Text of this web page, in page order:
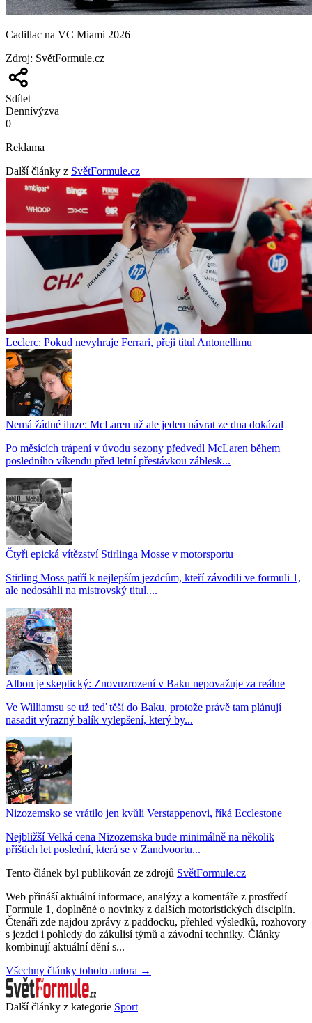
Cadillac na VC Miami 2026
Zdroj: SvětFormule.cz
Sdílet
Dennívýzva
0
Reklama
Další články z SvětFormule.cz
Leclerc: Pokud nevyhraje Ferrari, přeji titul Antonellimu
Nemá žádné iluze: McLaren už ale jeden návrat ze dna dokázal
Po měsících trápení v úvodu sezony předvedl McLaren během
posledního víkendu před letní přestávkou záblesk...
Čtyři epická vítězství Stirlinga Mosse v motorsportu
Stirling Moss patří k nejlepším jezdcům, kteří závodili ve formuli 1,
ale nedosáhli na mistrovský titul....
Albon je skeptický: Znovuzrození v Baku nepovažuje za reálne
Ve Williamsu se už teď těší do Baku, protože právě tam plánují
nasadit výrazný balík vylepšení, který by...
Nizozemsko se vrátilo jen kvůli Verstappenovi, říká Ecclestone
Nejbližší Velká cena Nizozemska bude minimálně na několik
příštích let poslední, která se v Zandvoortu...
Tento článek byl publikován ze zdrojů SvětFormule.cz
Web přináší aktuální informace, analýzy a komentáře z prostředí
Formule 1, doplněné o novinky z dalších motoristických disciplín.
Čtenáři zde najdou zprávy z paddocku, přehled výsledků, rozhovory
s jezdci i pohledy do zákulisí týmů a závodní techniky. Články
kombinují aktuální dění s...
Všechny články tohoto autora →
Další články z kategorie Sport